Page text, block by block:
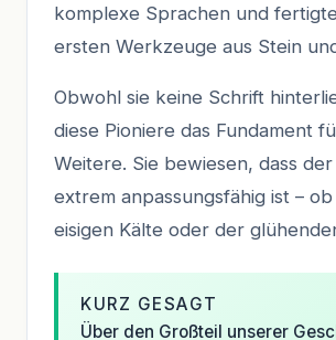
komplexe Sprachen und
ersten Werkzeuge aus Stein
Obwohl sie keine Schrift
diese Pioniere das Fundament
Weitere. Sie bewiesen, dass
extrem anpassungsfähig ist –
eisigen Kälte oder der
KURZ GESAGT
Über den Großteil unserer